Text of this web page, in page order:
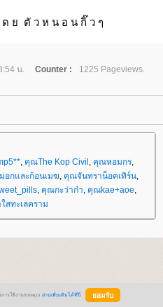
ย ตั ว ห น อ น กิ๊ ว ๆ
น. Counter :
1225 Pageviews.
คุณThe Kop Civil คุณหอมกร
อกและก้อนเมฆ คุณจันทราน็อคเทิร์น
คุณกะว่าก๋า คุณkae+aoe
สทะเลคราม
การใช้งานของคุณ อ่านเพิ่มเติมได้ที่นี่